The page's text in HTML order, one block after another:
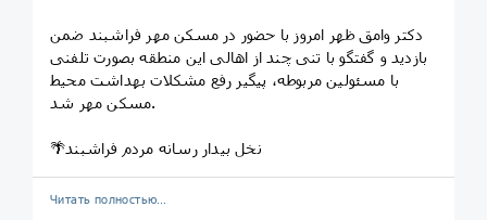
دکتر وامق ظهر امروز با حضور در مسکن مهر فراشبند ضمن
بازدید و گفتگو با تنی چند از اهالی این منطقه بصورت تلفنی
با مسئولین مربوطه، پیگیر رفع مشکلات بهداشت محیط
مسکن مهر شد.
🌴نخل بیدار رسانه مردم فراشبند
Читать полностью…